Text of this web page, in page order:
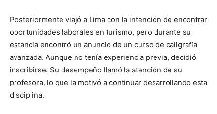
Posteriormente viajó a Lima con la intención de encontrar
oportunidades laborales en turismo, pero durante su
estancia encontró un anuncio de un curso de caligrafía
avanzada. Aunque no tenía experiencia previa, decidió
inscribirse. Su desempeño llamó la atención de su
profesora, lo que la motivó a continuar desarrollando esta
disciplina.